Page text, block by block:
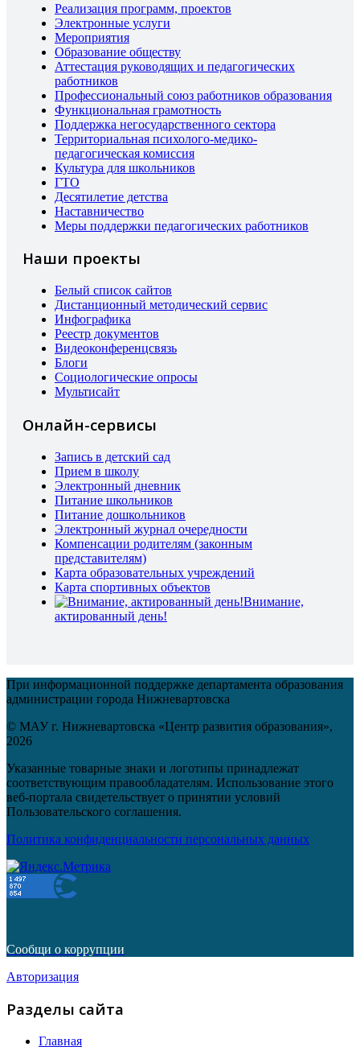
Реализация программ, проектов
Электронные услуги
Мероприятия
Образование обществу
Аттестация руководящих и педагогических
работников
Профессиональный союз работников образования
Функциональная грамотность
Поддержка негосударственного сектора
Территориальная психолого-медико-
педагогическая комиссия
Культура для школьников
ГТО
Десятилетие детства
Наставничество
Меры поддержки педагогических работников
Наши проекты
Белый список сайтов
Дистанционный методический сервис
Инфографика
Реестр документов
Видеоконференцсвязь
Блоги
Социологические опросы
Мультисайт
Онлайн-сервисы
Запись в детский сад
Прием в школу
Электронный дневник
Питание школьников
Питание дошкольников
Электронный журнал очередности
Компенсации родителям (законным
представителям)
Карта образовательных учреждений
Карта спортивных объектов
Внимание,
актированный день!
При информационной поддержке департамента образования
администрации города Нижневартовска
© МАУ г. Нижневартовска «Центр развития образования»,
2026
Указанные товарные знаки и логотипы принадлежат
соответствующим правообладателям. Использование этого
веб-портала свидетельствует о принятии условий
Пользовательского соглашения.
Политика конфиденциальности персональных данных
Сообщи о коррупции
Авторизация
Разделы сайта
Главная